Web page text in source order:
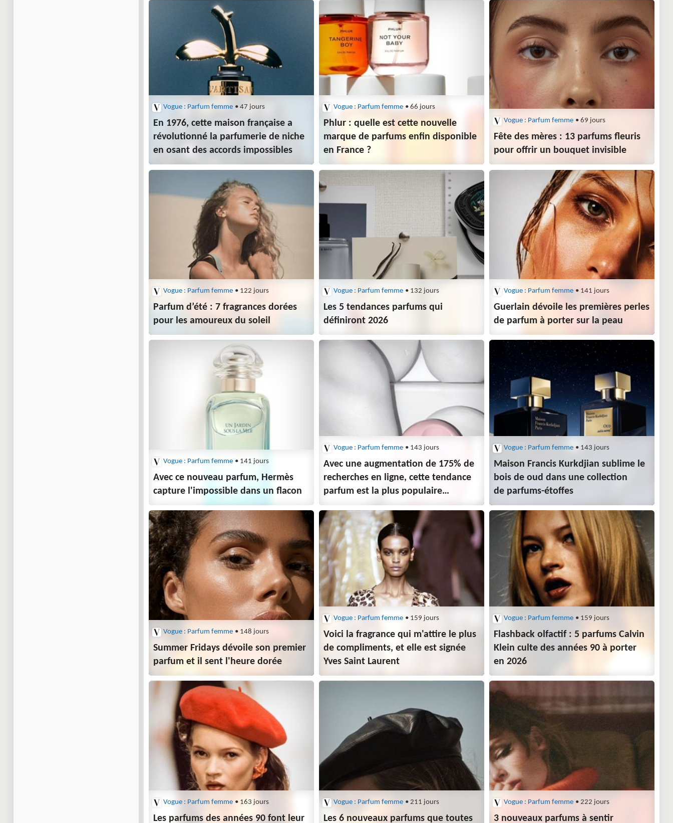
Vogue : Parfum femme • 47 jours
En 1976, cette maison française a
révolutionné la parfumerie de niche
en osant des accords impossibles
Vogue : Parfum femme • 66 jours
Phlur : quelle est cette nouvelle
marque de parfums enfin disponible
en France ?
Vogue : Parfum femme • 69 jours
Fête des mères : 13 parfums fleuris
pour offrir un bouquet invisible
Vogue : Parfum femme • 122 jours
Parfum d’été : 7 fragrances dorées
pour les amoureux du soleil
Vogue : Parfum femme • 132 jours
Les 5 tendances parfums qui
définiront 2026
Vogue : Parfum femme • 141 jours
Guerlain dévoile les premières perles
de parfum à porter sur la peau
Vogue : Parfum femme • 141 jours
Avec ce nouveau parfum, Hermès
capture l'impossible dans un flacon
Vogue : Parfum femme • 143 jours
Avec une augmentation de 175% de
recherches en ligne, cette tendance
parfum est la plus populaire
du moment
Vogue : Parfum femme • 143 jours
Maison Francis Kurkdjian sublime le
bois de oud dans une collection
de parfums-étoffes
Vogue : Parfum femme • 148 jours
Summer Fridays dévoile son premier
parfum et il sent l'heure dorée
Vogue : Parfum femme • 159 jours
Voici la fragrance qui m'attire le plus
de compliments, et elle est signée
Yves Saint Laurent
Vogue : Parfum femme • 159 jours
Flashback olfactif : 5 parfums Calvin
Klein culte des années 90 à porter
en 2026
Vogue : Parfum femme • 163 jours
Les parfums des années 90 font leur
Vogue : Parfum femme • 211 jours
Les 6 nouveaux parfums que toutes
Vogue : Parfum femme • 222 jours
3 nouveaux parfums à sentir